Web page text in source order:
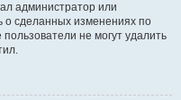
администратор или
о сделанных изменениях по
не могут удалить